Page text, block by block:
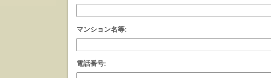
マンション名等:
電話番号: